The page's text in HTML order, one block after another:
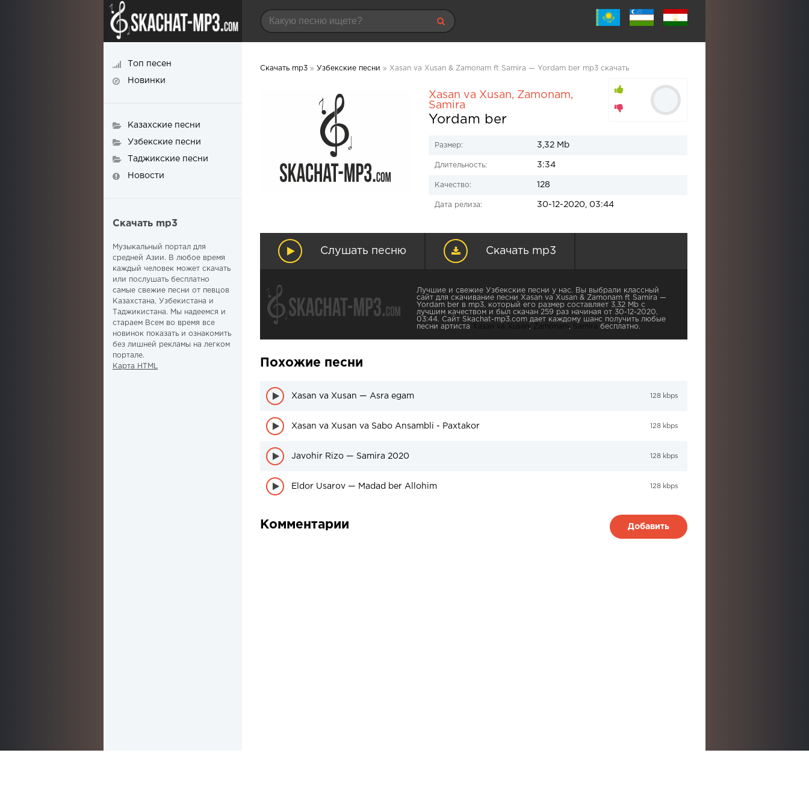
Скачать mp3 » Узбекские песни » Xasan va Xusan & Zamonam ft Samira — Yordam ber mp3 скачать
Xasan va Xusan, Zamonam,
Samira
Yordam ber
Размер: 3,32 Mb
Длительность: 3:34
Качество: 128
Дата релиза: 30-12-2020, 03:44
Слушать песню Скачать mp3
Лучшие и свежие Узбекские песни у нас. Вы выбрали классный
сайт для скачивание песни Xasan va Xusan & Zamonam ft Samira —
Yordam ber в mp3, который его размер составляет 3,32 Mb с
лучшим качеством и был скачан 259 раз начиная от 30-12-2020,
03:44. Сайт Skachat-mp3.com дает каждому шанс получить любые
песни артиста
Xasan va Xusan Zamonam Samira бесплатно.
Похожие песни
Xasan va Xusan — Asra egam 128 kbps
Xasan va Xusan va Sabo Ansambli - Paxtakor 128 kbps
Javohir Rizo — Samira 2020 128 kbps
Eldor Usarov — Madad ber Allohim 128 kbps
Комментарии Добавить
Топ песен
Новинки
Казахские песни
Узбекские песни
Таджикские песни
Новости
Скачать mp3
Музыкальный портал для
средней Азии. В любое время
каждый человек может скачать
или послушать бесплатно
самые свежие песни от певцов
Казахстана, Узбекистана и
Таджикистана. Мы надеемся и
стараем Всем во время все
новинок показать и ознакомить
без лишней рекламы на легком
портале.
Карта HTML